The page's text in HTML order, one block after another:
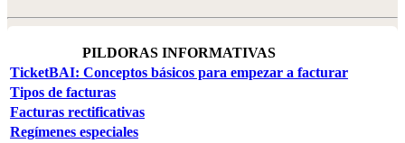
PILDORAS INFORMATIVAS
TicketBAI: Conceptos básicos para empezar a facturar
Tipos de facturas
Facturas rectificativas
Regímenes especiales